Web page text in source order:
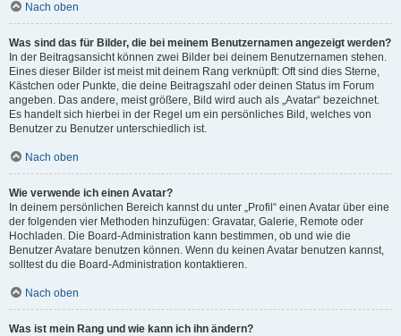
Nach oben
Was sind das für Bilder, die bei meinem Benutzernamen angezeigt werden?
In der Beitragsansicht können zwei Bilder bei deinem Benutzernamen stehen.
Eines dieser Bilder ist meist mit deinem Rang verknüpft: Oft sind dies Sterne,
Kästchen oder Punkte, die deine Beitragszahl oder deinen Status im Forum
angeben. Das andere, meist größere, Bild wird auch als „Avatar“ bezeichnet.
Es handelt sich hierbei in der Regel um ein persönliches Bild, welches von
Benutzer zu Benutzer unterschiedlich ist.
Nach oben
Wie verwende ich einen Avatar?
In deinem persönlichen Bereich kannst du unter „Profil“ einen Avatar über eine
der folgenden vier Methoden hinzufügen: Gravatar, Galerie, Remote oder
Hochladen. Die Board-Administration kann bestimmen, ob und wie die
Benutzer Avatare benutzen können. Wenn du keinen Avatar benutzen kannst,
solltest du die Board-Administration kontaktieren.
Nach oben
Was ist mein Rang und wie kann ich ihn ändern?